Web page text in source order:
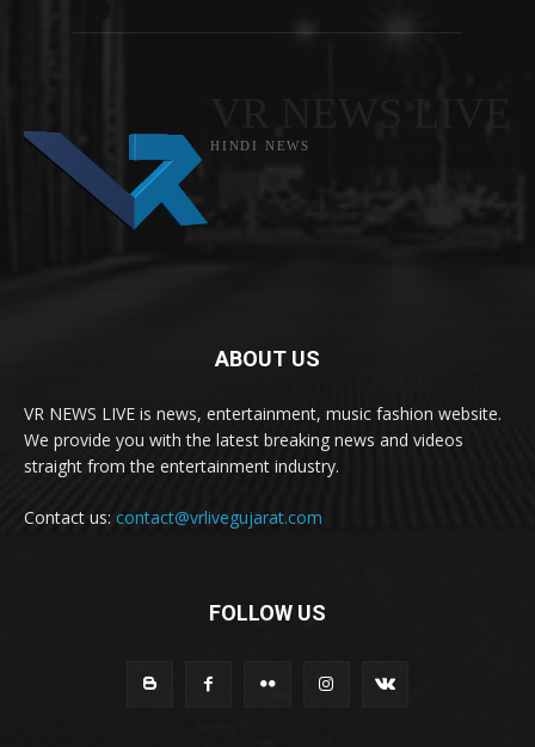
HINDI NEWS
ABOUT US
VR NEWS LIVE is news, entertainment, music fashion website.
We provide you with the latest breaking news and videos
straight from the entertainment industry.
Contact us: contact@vrlivegujarat.com
FOLLOW US